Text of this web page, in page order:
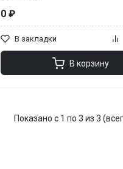
0 ₽
В закладки
В корзину
Показано с 1 по 3 из 3